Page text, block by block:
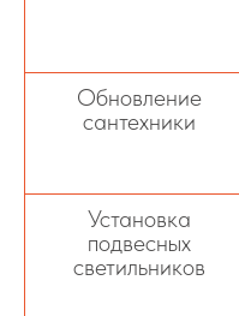
Обновление
сантехники
Установка
подвесных
светильников